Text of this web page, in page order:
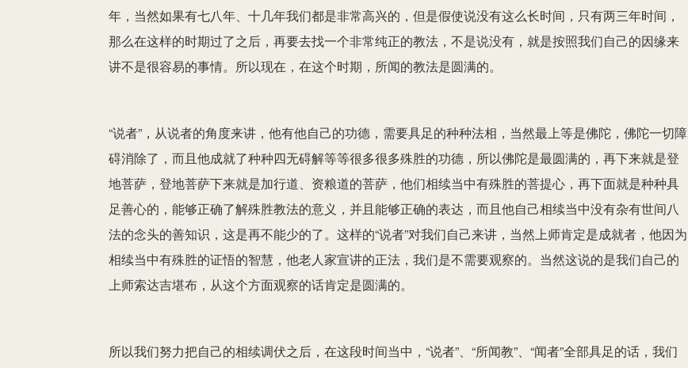
年，当然如果有七八年、十几年我们都是非常高兴的，但是假使说没有这么长时间，只有两三年时间，
那么在这样的时期过了之后，再要去找一个非常纯正的教法，不是说没有，就是按照我们自己的因缘来
讲不是很容易的事情。所以现在，在这个时期，所闻的教法是圆满的。
“说者”，从说者的角度来讲，他有他自己的功德，需要具足的种种法相，当然最上等是佛陀，佛陀一切障
碍消除了，而且他成就了种种四无碍解等等很多很多殊胜的功德，所以佛陀是最圆满的，再下来就是登
地菩萨，登地菩萨下来就是加行道、资粮道的菩萨，他们相续当中有殊胜的菩提心，再下面就是种种具
足善心的，能够正确了解殊胜教法的意义，并且能够正确的表达，而且他自己相续当中没有杂有世间八
法的念头的善知识，这是再不能少的了。这样的“说者”对我们自己来讲，当然上师肯定是成就者，他因为
相续当中有殊胜的证悟的智慧，他老人家宣讲的正法，我们是不需要观察的。当然这说的是我们自己的
上师索达吉堪布，从这个方面观察的话肯定是圆满的。
所以我们努力把自己的相续调伏之后，在这段时间当中，“说者”、“所闻教”、“闻者”全部具足的话，我们